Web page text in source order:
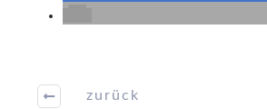
zurück